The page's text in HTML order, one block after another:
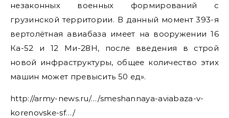
незаконных военных формирований с
грузинской территории. В данный момент 393-я
вертолётная авиабаза имеет на вооружении 16
Ка-52 и 12 Ми-28Н, после введения в строй
новой инфраструктуры, общее количество этих
машин может превысить 50 ед».
http://army-news.ru/…/smeshannaya-aviabaza-v-
korenovske-sf…/